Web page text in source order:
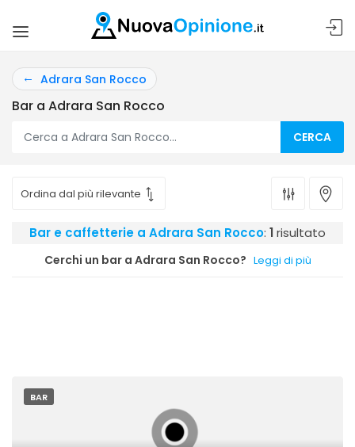
Adrara San Rocco
Bar a Adrara San Rocco
CERCA
Bar e caffetterie a Adrara San Rocco: 1risultato
Cerchi un bar a Adrara San Rocco? Leggi di più
BAR